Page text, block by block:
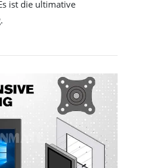
ist die ultimative